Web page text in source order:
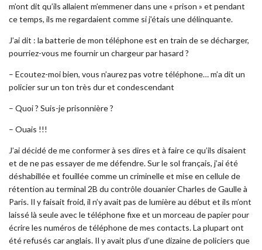
m’ont dit qu’ils allaient m’emmener dans une « prison » et pendant
ce temps, ils me regardaient comme si j’étais une délinquante.
J’ai dit : la batterie de mon téléphone est en train de se décharger,
pourriez-vous me fournir un chargeur par hasard ?
– Ecoutez-moi bien, vous n’aurez pas votre téléphone… m’a dit un
policier sur un ton très dur et condescendant
– Quoi ? Suis-je prisonnière ?
– Ouais !!!
J’ai décidé de me conformer à ses dires et à faire ce qu’ils disaient
et de ne pas essayer de me défendre. Sur le sol français, j’ai été
déshabillée et fouillée comme un criminelle et mise en cellule de
rétention au terminal 2B du contrôle douanier Charles de Gaulle à
Paris. Il y faisait froid, il n’y avait pas de lumière au début et ils m’ont
laissé là seule avec le téléphone fixe et un morceau de papier pour
écrire les numéros de téléphone de mes contacts. La plupart ont
été refusés car anglais. Il y avait plus d’une dizaine de policiers que